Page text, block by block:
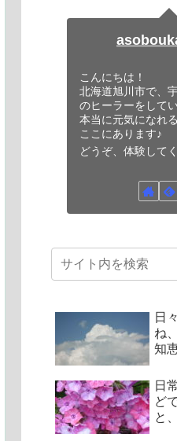
こんにちは！
北海道旭川市で、
のヒーラーをしてい
本当に元気になれ
ここにあります♪
どうぞ、体験して
日
ね
知
日
ど
と